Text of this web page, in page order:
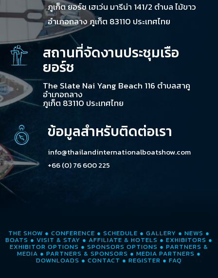
ภูเก็ต ยอร์ช เฮเว่น มารีน่า 141/2 ตำบล ไม้ขาว
อำเภอถลาง ภูเก็ต 83110 ประเทศไทย
สถานที่จัดงานประชุมเรือ
ยอร์ช
The Slate Nai Yang Beach 116 ตำบลสาคู
อำเภอถลาง
ภูเก็ต 83110 ประเทศไทย
ข้อมูลสำหรับติดต่อเรา
info@thailandinternationalboatshow.com
+66 (0) 76 600 225
THE SHOW ● CONFERENCE ● SCHEDULE ● GALLERY ● NEWS ●
BOATS ● VISIT & STAY ● AFFILIATE & HOTELS ● EXHIBITORS ●
EXHIBITOR OPTIONS ● SPONSORS OPTIONS ● PARTNERS &
MEDIA ● PARTNERS & SPONSORS ● MEDIA PARTNERS ●
DOWNLOADS ● CONTACT ● REGISTER ● FAQ